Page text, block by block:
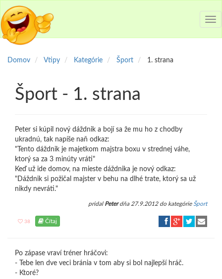
Domov Vtipy Kategórie Šport 1. strana
Šport - 1. strana
Peter si kúpil nový dáždnik a bojí sa že mu ho z chodby
ukradnú, tak napíše naň odkaz:
"Tento dáždnik je majetkom majstra boxu v strednej váhe,
ktorý sa za 3 minúty vráti"
Keď už ide domov, na mieste dáždnika je nový odkaz:
"Dáždnik si požičal majster v behu na dlhé trate, ktorý sa už
nikdy nevráti."
pridal Peterdňa 27.9.2012 do kategórie Šport
38 Čítaj
Po zápase vraví tréner hráčovi:
- Tebe len dve veci bránia v tom aby si bol najlepší hráč.
- Ktoré?